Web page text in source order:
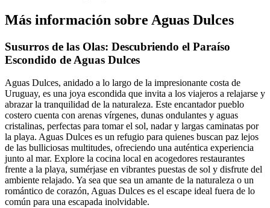
Más información sobre Aguas Dulces
Susurros de las Olas: Descubriendo el Paraíso
Escondido de Aguas Dulces
Aguas Dulces, anidado a lo largo de la impresionante costa de
Uruguay, es una joya escondida que invita a los viajeros a relajarse y
abrazar la tranquilidad de la naturaleza. Este encantador pueblo
costero cuenta con arenas vírgenes, dunas ondulantes y aguas
cristalinas, perfectas para tomar el sol, nadar y largas caminatas por
la playa. Aguas Dulces es un refugio para quienes buscan paz lejos
de las bulliciosas multitudes, ofreciendo una auténtica experiencia
junto al mar. Explore la cocina local en acogedores restaurantes
frente a la playa, sumérjase en vibrantes puestas de sol y disfrute del
ambiente relajado. Ya sea que sea un amante de la naturaleza o un
romántico de corazón, Aguas Dulces es el escape ideal fuera de lo
común para una escapada inolvidable.